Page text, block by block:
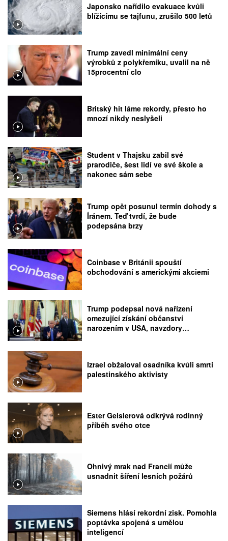
Japonsko nařídilo evakuace kvůli
blížícímu se tajfunu, zrušilo 500 letů
Trump zavedl minimální ceny
výrobků z polykřemíku, uvalil na ně
15procentní clo
Britský hit láme rekordy, přesto ho
mnozí nikdy neslyšeli
Student v Thajsku zabil své
prarodiče, šest lidí ve své škole a
nakonec sám sebe
Trump opět posunul termín dohody s
Íránem. Teď tvrdí, že bude
podepsána brzy
Coinbase v Británii spouští
obchodování s americkými akciemi
Trump podepsal nová nařízení
omezující získání občanství
narozením v USA, navzdory
Izrael obžaloval osadníka kvůli smrti
palestinského aktivisty
Ester Geislerová odkrývá rodinný
příběh svého otce
Ohnivý mrak nad Francií může
usnadnit šíření lesních požárů
Siemens hlásí rekordní zisk. Pomohla
poptávka spojená s umělou
inteligencí